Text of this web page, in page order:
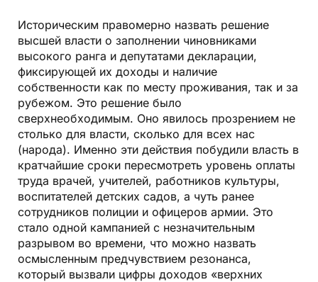
Историческим правомерно назвать решение
высшей власти о заполнении чиновниками
высокого ранга и депутатами декларации,
фиксирующей их доходы и наличие
собственности как по месту проживания, так и за
рубежом. Это решение было
сверхнеобходимым. Оно явилось прозрением не
столько для власти, сколько для всех нас
(народа). Именно эти действия побудили власть в
кратчайшие сроки пересмотреть уровень оплаты
труда врачей, учителей, работников культуры,
воспитателей детских садов, а чуть ранее
сотрудников полиции и офицеров армии. Это
стало одной кампанией с незначительным
разрывом во времени, что можно назвать
осмысленным предчувствием резонанса,
который вызвали цифры доходов «верхних